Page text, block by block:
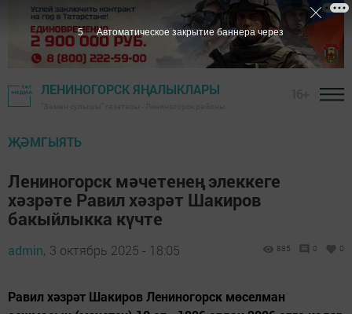
ЛЕНИНОГОРСК ЯҢАЛЫКЛАРЫ
ҖӘМГЫЯТЬ
Лениногорск мәчетенең элеккеге
хәзрәте Равил хәзрәт Шакиров
бакыйлыкка күчте
admin, 3 октябрь 2025 - 18:05 885 0 0
Равил хәзрәт Шакиров Лениногорск мөселман
3 Автоматическое закрытие баннера через